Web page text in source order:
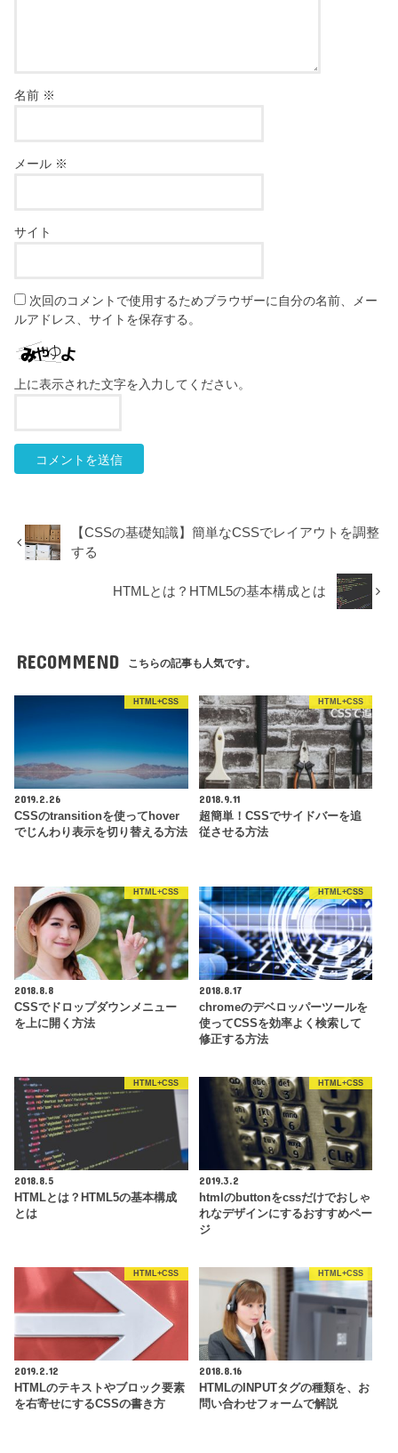
名前 ※
メール ※
サイト
次回のコメントで使用するためブラウザーに自分の名前、メー
ルアドレス、サイトを保存する。
上に表示された文字を入力してください。
【CSSの基礎知識】簡単なCSSでレイアウトを調整
する
HTMLとは？HTML5の基本構成とは
RECOMMEND こちらの記事も人気です。
HTML+CSS
2019.2.26
CSSのtransitionを使ってhover
でじんわり表示を切り替える方法
HTML+CSS
2018.9.11
超簡単！CSSでサイドバーを追
従させる方法
HTML+CSS
2018.8.8
CSSでドロップダウンメニュー
を上に開く方法
HTML+CSS
2018.8.17
chromeのデベロッパーツールを
使ってCSSを効率よく検索して
修正する方法
HTML+CSS
2018.8.5
HTMLとは？HTML5の基本構成
とは
HTML+CSS
2019.3.2
htmlのbuttonをcssだけでおしゃ
れなデザインにするおすすめペー
ジ
HTML+CSS
2019.2.12
HTMLのテキストやブロック要素
を右寄せにするCSSの書き方
HTML+CSS
2018.8.16
HTMLのINPUTタグの種類を、お
問い合わせフォームで解説